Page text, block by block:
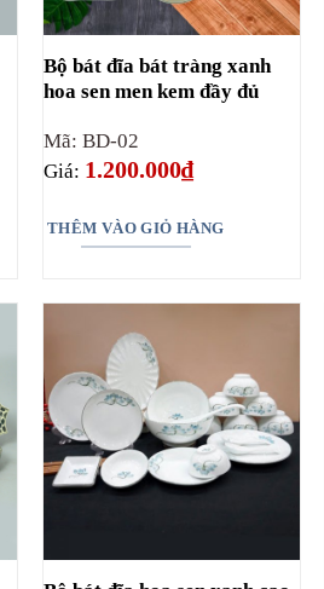
Bộ bát đĩa bát tràng xanh
hoa sen men kem đầy đủ
Mã: BD-02
Giá: 1.200.000₫
THÊM VÀO GIỎ HÀNG